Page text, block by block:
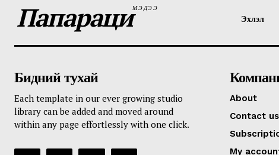
ПапарациМЭДЭЭ
Эхлэл
Бидний тухай
Each template in our ever growing studio
library can be added and moved around
within any page effortlessly with one click.
About
Contact us
My